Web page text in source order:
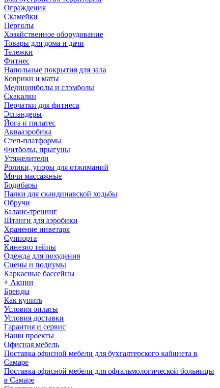
Ограждения
Скамейки
Перголы
Хозяйственное оборудование
Товары для дома и дачи
Тележки
Фитнес
Напольные покрытия для зала
Коврики и маты
Медицинболы и слэмболы
Скакалки
Перчатки для фитнеса
Эспандеры
Йога и пилатес
Аквааэробика
Степ-платформы
Фитболы, прыгуны
Утяжелители
Ролики, упоры для отжиманий
Мячи массажные
Бодибары
Палки для скандинавской ходьбы
Обручи
Баланс-тренинг
Штанги для аэробики
Хранение инветаря
Суппорта
Кинезио тейпы
Одежда для похудения
Сцены и подиумы
Каркасные бассейны
Акции
Бренды
Как купить
Условия оплаты
Условия доставки
Гарантия и сервис
Наши проекты
Офисная мебель
Поставка офисной мебели для бухгалтерского кабинета в
Самаре
Поставка офисной мебели для офтальмологической больницы
в Самаре